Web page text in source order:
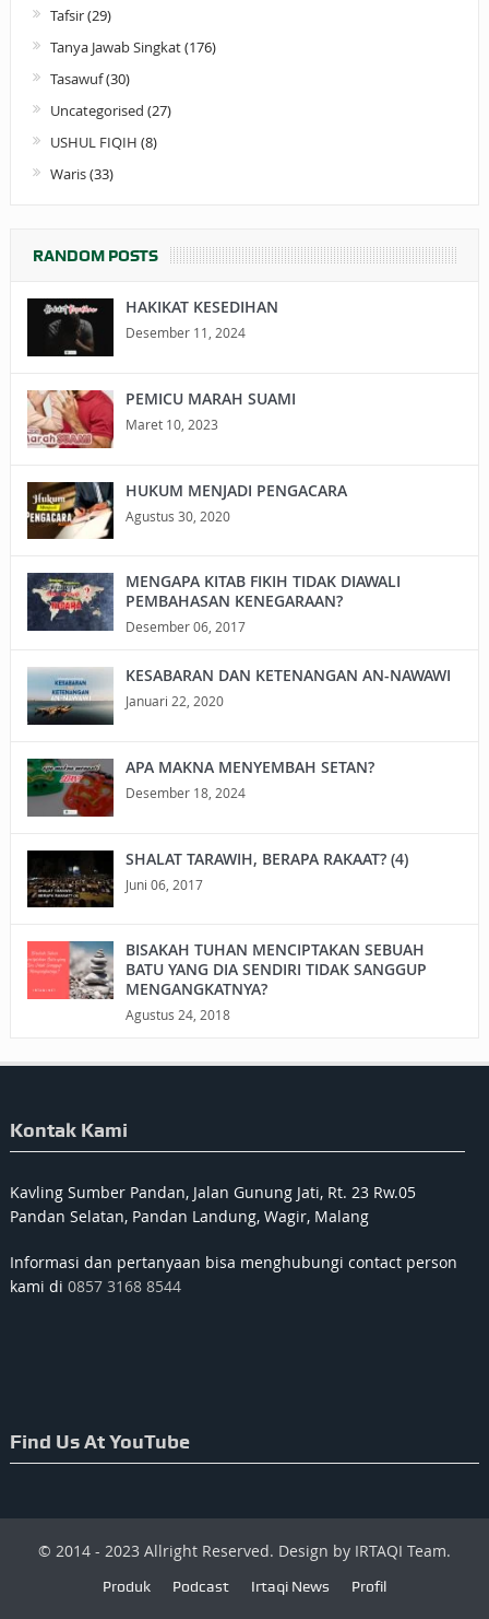
Tafsir(29)
Tanya Jawab Singkat(176)
Tasawuf(30)
Uncategorised (27)
USHUL FIQIH (8)
Waris(33)
RANDOM POSTS
HAKIKAT KESEDIHAN
Desember 11, 2024
PEMICU MARAH SUAMI
Maret 10, 2023
HUKUM MENJADI PENGACARA
Agustus 30, 2020
MENGAPA KITAB FIKIH TIDAK DIAWALI
PEMBAHASAN KENEGARAAN?
Desember 06, 2017
KESABARAN DAN KETENANGAN AN-NAWAWI
Januari 22, 2020
APA MAKNA MENYEMBAH SETAN?
Desember 18, 2024
SHALAT TARAWIH, BERAPA RAKAAT? (4)
Juni 06, 2017
BISAKAH TUHAN MENCIPTAKAN SEBUAH
BATU YANG DIA SENDIRI TIDAK SANGGUP
MENGANGKATNYA?
Agustus 24, 2018
Kontak Kami
Kavling Sumber Pandan, Jalan Gunung Jati, Rt. 23 Rw.05
Pandan Selatan, Pandan Landung, Wagir, Malang
Informasi dan pertanyaan bisa menghubungi contact person
kami di 0857 3168 8544
Find Us At YouTube
© 2014 - 2023 Allright Reserved. Design by IRTAQI Team.
Produk Podcast Irtaqi News Profil